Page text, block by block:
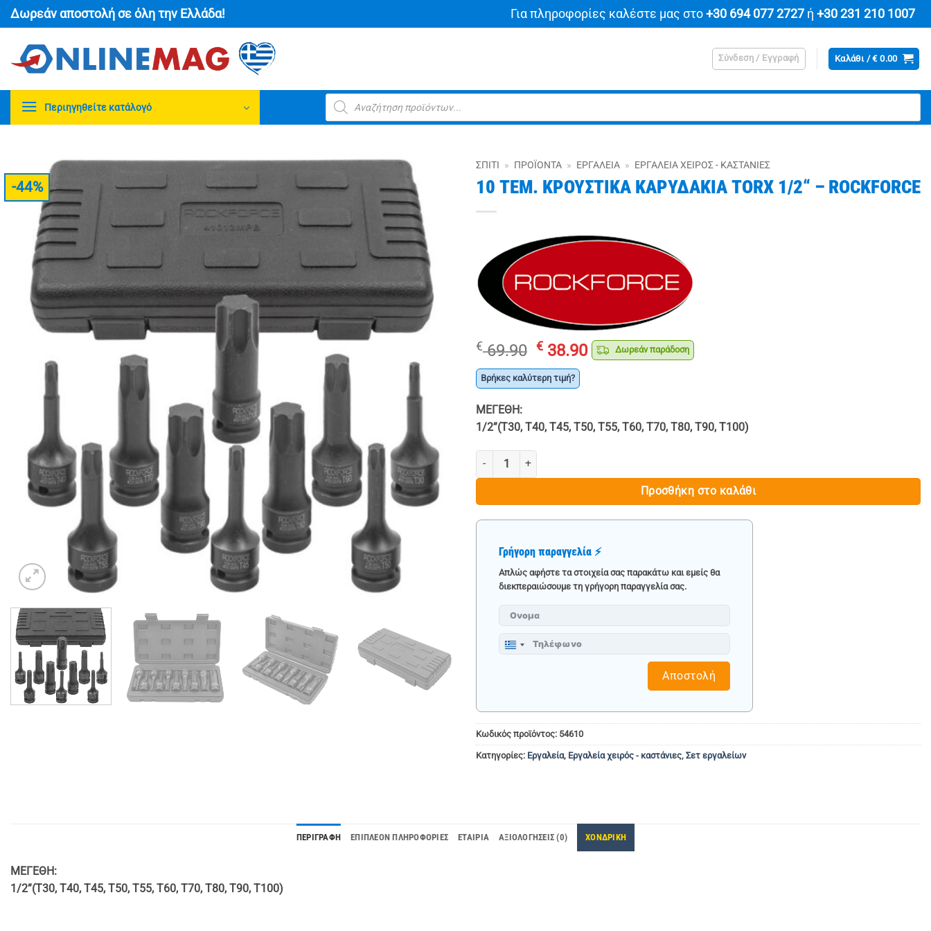
Μετάβαση
στο
περιεχόμενο
Δωρεάν αποστολή σε όλη την Ελλάδα! Για πληροφορίες καλέστε μας στο +30 694 077 2727ή +30 231 210 1007
Σύνδεση / Εγγραφή Καλάθι /€0.00
Περιηγηθείτε κατάλογό
Products
search
-44%
ΣΠΊΤΙ » ΠΡΟΪΌΝΤΑ » ΕΡΓΑΛΕΊΑ » ΕΡΓΑΛΕΊΑ ΧΕΙΡΌΣ - ΚΑΣΤΆΝΙΕΣ
10 ΤΕΜ. ΚΡΟΥΣΤΙΚΑ ΚΑΡΥΔΑΚΙΑ TORX 1/2“ – ROCKFORCE
€69.90 Original
price
was:
€ 38.90Η
τρέχουσα
Δωρεάν παράδοση
Βρήκες καλύτερη τιμή?
ΜΕΓΕΘΗ:
1/2”(T30, T40, T45, T50, T55, T60, T70, T80, T90, T100)
10 ΤΕΜ. ΚΡΟΥΣΤΙΚΑ ΚΑΡΥΔΑΚΙΑ TORX 1/2“ - ROCKFORCE ποσότητα
Προσθήκη στο καλάθι
Γρήγορη παραγγελία ⚡
Απλώς αφήστε τα στοιχεία σας παρακάτω και εμείς θα
διεκπεραιώσουμε τη γρήγορη παραγγελία σας.
Greece
Αποστολή
Κωδικός προϊόντος: 54610
Κατηγορίες: Εργαλεία, Εργαλεία χειρός - καστάνιες, Σετ εργαλείων
ΠΕΡΙΓΡΑΦΉ ΕΠΙΠΛΈΟΝ ΠΛΗΡΟΦΟΡΊΕΣ ΕΤΑΙΡΊΑ ΑΞΙΟΛΟΓΉΣΕΙΣ (0) ΧΟΝΔΡΙΚΗ
ΜΕΓΕΘΗ:
1/2”(T30, T40, T45, T50, T55, T60, T70, T80, T90, T100)